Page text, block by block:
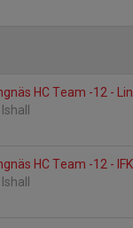
HC Team -12 -
HC Team -12 -